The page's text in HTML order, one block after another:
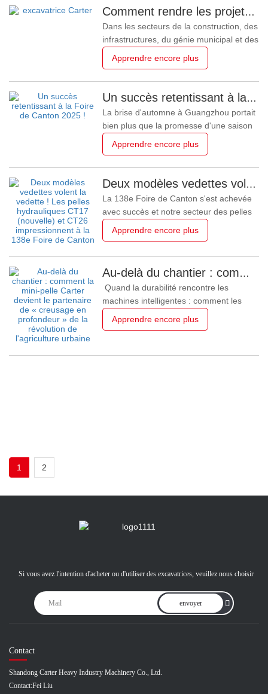
ayez besoin d'une pelle maniable et
fiable pour les interventions en milieu
urbain ou d'une machine
Comment rendre les projets de construction plus rentables : la valeur cachée de la durabilité des excavatrices — une analyse à long terme basée sur les machines CARTER
Dans les secteurs de la construction, des
infrastructures, du génie municipal et des
mines, l'équipement est souvent perçu
comme une dépense inévitable.
bien plus qu'un simple achat : elle influe
fréquence de
Apprendre encore plus
Un succès retentissant à la Foire de Canton 2025 ! Shandong Carter Heavy Industry présente l'avenir avec sa nouvelle mini-pelle CT17.
La brise d'automne à Guangzhou portait
bien plus que la promesse d'une saison
agréable ; elle véhiculait l'énergie
vibrante de l'innovation et du commerce
Shandong CarterNous venons de rentrer
sommes ravis et touchés par l'
Apprendre encore plus
Deux modèles vedettes volent la vedette ! Les pelles hydrauliques CT17 (nouvelle) et CT26 impressionnent à la 138e Foire de Canton
La 138e Foire de Canton s'est achevée
avec succès et notre secteur des pelles
hydrauliques y a réalisé des
performances remarquables. Nous y
de faible tonnage. La CT17, un nouveau
modèle, a suscité un vif intérêt auprès
des
Apprendre encore plus
Au-delà du chantier : comment la mini-pelle Carter devient le partenaire de « creusage en profondeur » de la révolution de l'agriculture urbaine
Quand la durabilité rencontre les
machines intelligentes : comment les
équipements compacts libèrent l’énorme
potentiel du territoire. La nouvelle vague
contexte mondial de développement
Apprendre encore plus
1 2
Si vous avez l'intention d'acheter ou d'utiliser des excavatrices, veuillez nous choisir
envoyer
Contact
Shandong Carter Heavy Industry Machinery Co., Ltd.
Contact:Fei Liu